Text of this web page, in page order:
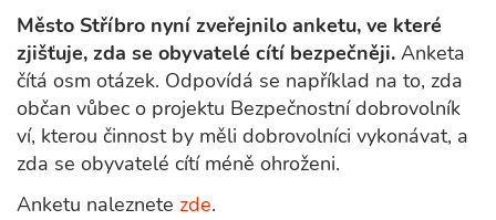
Město Stříbro nyní zveřejnilo anketu, ve které
zjišťuje, zda se obyvatelé cítí bezpečněji. Anketa
čítá osm otázek. Odpovídá se například na to, zda
občan vůbec o projektu Bezpečnostní dobrovolník
ví, kterou činnost by měli dobrovolníci vykonávat, a
zda se obyvatelé cítí méně ohroženi.
Anketu naleznete zde.